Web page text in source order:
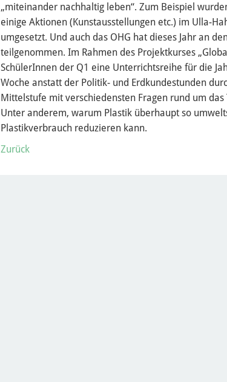
„miteinander nachhaltig leben“. Zum Beispiel
einige Aktionen (Kunstausstellungen etc.) im Ulla-
umgesetzt. Und auch das OHG hat dieses Jahr an
teilgenommen. Im Rahmen des Projektkurses
SchülerInnen der Q1 eine Unterrichtsreihe für die
Woche anstatt der Politik- und Erdkundestunden
Mittelstufe mit verschiedensten Fragen rund um
Unter anderem, warum Plastik überhaupt so
Plastikverbrauch reduzieren kann.
Zurück